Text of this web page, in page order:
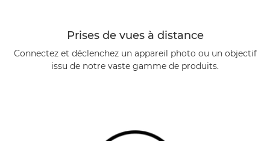
Prises de vues à distance
Connectez et déclenchez un appareil photo ou un objectif
issu de notre vaste gamme de produits.